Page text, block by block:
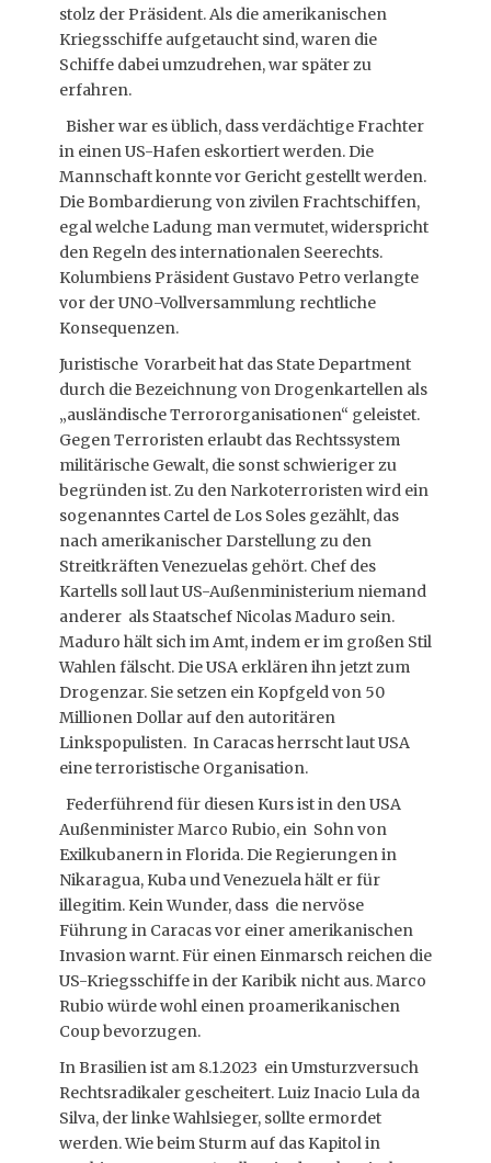
stolz der Präsident. Als die amerikanischen
Kriegsschiffe aufgetaucht sind, waren die
Schiffe dabei umzudrehen, war später zu
erfahren.
Bisher war es üblich, dass verdächtige Frachter
in einen US-Hafen eskortiert werden. Die
Mannschaft konnte vor Gericht gestellt werden.
Die Bombardierung von zivilen Frachtschiffen,
egal welche Ladung man vermutet, widerspricht
den Regeln des internationalen Seerechts.
Kolumbiens Präsident Gustavo Petro verlangte
vor der UNO-Vollversammlung rechtliche
Konsequenzen.
Juristische Vorarbeit hat das State Department
durch die Bezeichnung von Drogenkartellen als
„ausländische Terrororganisationen“ geleistet.
Gegen Terroristen erlaubt das Rechtssystem
militärische Gewalt, die sonst schwieriger zu
begründen ist. Zu den Narkoterroristen wird ein
sogenanntes Cartel de Los Soles gezählt, das
nach amerikanischer Darstellung zu den
Streitkräften Venezuelas gehört. Chef des
Kartells soll laut US-Außenministerium niemand
anderer als Staatschef Nicolas Maduro sein.
Maduro hält sich im Amt, indem er im großen Stil
Wahlen fälscht. Die USA erklären ihn jetzt zum
Drogenzar. Sie setzen ein Kopfgeld von 50
Millionen Dollar auf den autoritären
Linkspopulisten. In Caracas herrscht laut USA
eine terroristische Organisation.
Federführend für diesen Kurs ist in den USA
Außenminister Marco Rubio, ein Sohn von
Exilkubanern in Florida. Die Regierungen in
Nikaragua, Kuba und Venezuela hält er für
illegitim. Kein Wunder, dass die nervöse
Führung in Caracas vor einer amerikanischen
Invasion warnt. Für einen Einmarsch reichen die
US-Kriegsschiffe in der Karibik nicht aus. Marco
Rubio würde wohl einen proamerikanischen
Coup bevorzugen.
In Brasilien ist am 8.1.2023 ein Umsturzversuch
Rechtsradikaler gescheitert. Luiz Inacio Lula da
Silva, der linke Wahlsieger, sollte ermordet
werden. Wie beim Sturm auf das Kapitol in